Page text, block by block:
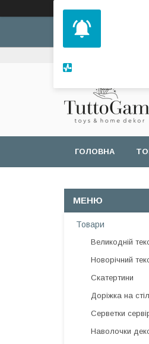
ГОЛОВНА
Товари
Великодній
Новорічний
Скатертини
Доріжка на
Серветки
Наволочки